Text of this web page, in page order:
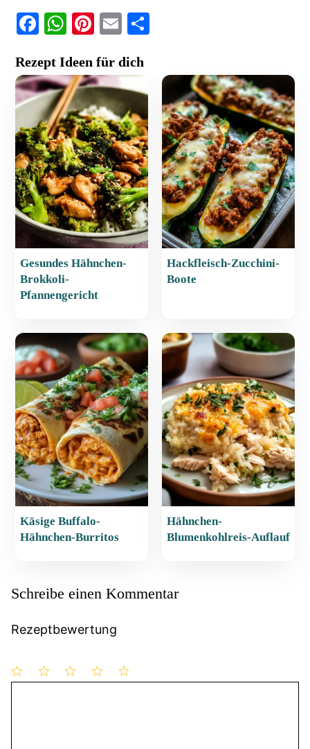
F
c
e
b
o
o
k
W
at
s
A
p
p
Pi
er
e
st
E
ai
l
le
n
Rezept Ideen für dich
Gesundes Hähnchen-
Brokkoli-
Pfannengericht
Hackfleisch-Zucchini-
Boote
Käsige Buffalo-
Hähnchen-Burritos
Hähnchen-
Blumenkohlreis-Auflauf
Schreibe einen Kommentar
Rezeptbewertung